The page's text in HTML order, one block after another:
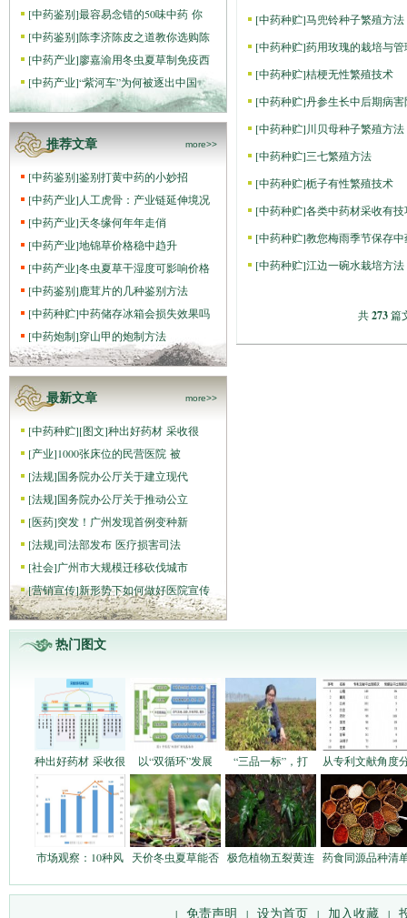
[中药鉴别]最容易念错的50味中药 你
[中药鉴别]陈李济陈皮之道教你选购陈
[中药产业]廖嘉渝用冬虫夏草制免疫西
[中药产业]“紫河车”为何被逐出中国
推荐文章 more>>
[中药鉴别]鉴别打黄中药的小妙招
[中药产业] 人工虎骨：产业链延伸境况
[中药产业]天冬缘何年年走俏
[中药产业]地锦草价格稳中趋升
[中药产业]冬虫夏草干湿度可影响价格
[中药鉴别]鹿茸片的几种鉴别方法
[中药种贮]中药储存冰箱会损失效果吗
[中药炮制]穿山甲的炮制方法
最新文章 more>>
[中药种贮][图文]种出好药材 采收很
[产业]1000张床位的民营医院 被
[法规]国务院办公厅关于建立现代
[法规]国务院办公厅关于推动公立
[医药]突发！广州发现首例变种新
[法规]司法部发布 医疗损害司法
[社会]广州市大规模迁移砍伐城市
[营销宣传]新形势下如何做好医院宣传
[中药种贮]马兜铃种子繁殖方法
[中药种贮]药用玫瑰的栽培与管
[中药种贮]桔梗无性繁殖技术
[中药种贮]丹参生长中后期病害
[中药种贮]川贝母种子繁殖方法
[中药种贮]三七繁殖方法
[中药种贮]栀子有性繁殖技术
[中药种贮]各类中药材采收有技
[中药种贮]教您梅雨季节保存中
[中药种贮]江边一碗水栽培方法
共273篇
热门图文
种出好药材 采收很 以“双循环”发展 “三品一标”，打 从专利文献角度
市场观察：10种风 天价冬虫夏草能否 极危植物五裂黄连 药食同源品种清
| 免责声明 | 设为首页 | 加入收藏 |